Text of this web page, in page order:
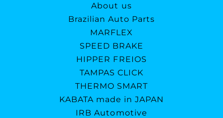
About us
Brazilian Auto Parts
MARFLEX
SPEED BRAKE
HIPPER FREIOS
TAMPAS CLICK
THERMO SMART
KABATA made in JAPAN
IRB Automotive